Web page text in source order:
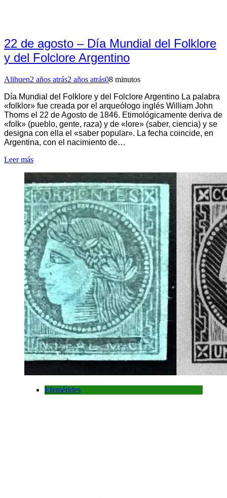
22 de agosto – Día Mundial del Folklore
y del Folclore Argentino
Alihuen2 años atrás2 años atrás08 minutos
Día Mundial del Folklore y del Folclore Argentino La palabra
«folklor» fue creada por el arqueólogo inglés William John
Thoms el 22 de Agosto de 1846. Etimológicamente deriva de
«folk» (pueblo, gente, raza) y de «lore» (saber, ciencia) y se
designa con ella el «saber popular». La fecha coincide, en
Argentina, con el nacimiento de…
Leer más
Efemérides